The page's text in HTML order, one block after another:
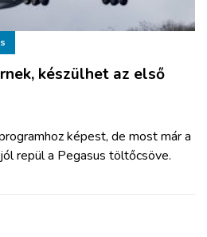
készülhet az első
képest, de most már a
repül a Pegasus töltőcsöve.